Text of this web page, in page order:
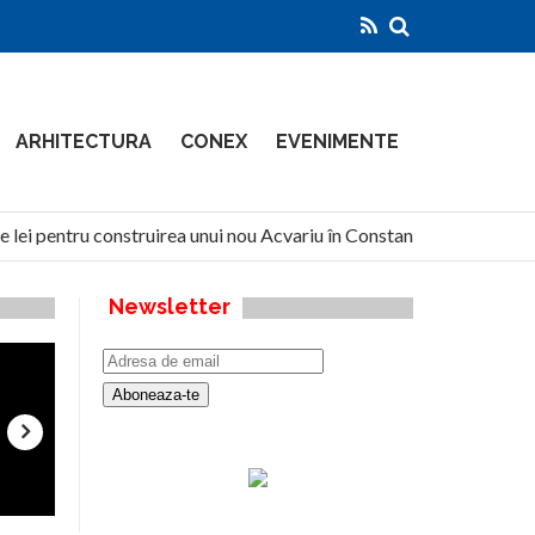
ARHITECTURA CONEX EVENIMENTE
pentru construirea unui nou Acvariu în Constanța
Newsletter